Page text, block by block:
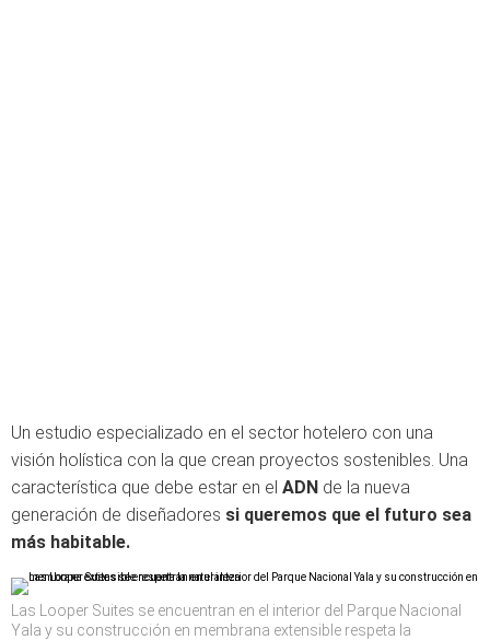
Un estudio especializado en el sector hotelero con una
visión holística con la que crean proyectos sostenibles. Una
característica que debe estar en el ADN de la nueva
generación de diseñadores si queremos que el futuro sea
más habitable.
Las Looper Suites se encuentran en el interior del Parque Nacional
Yala y su construcción en membrana extensible respeta la